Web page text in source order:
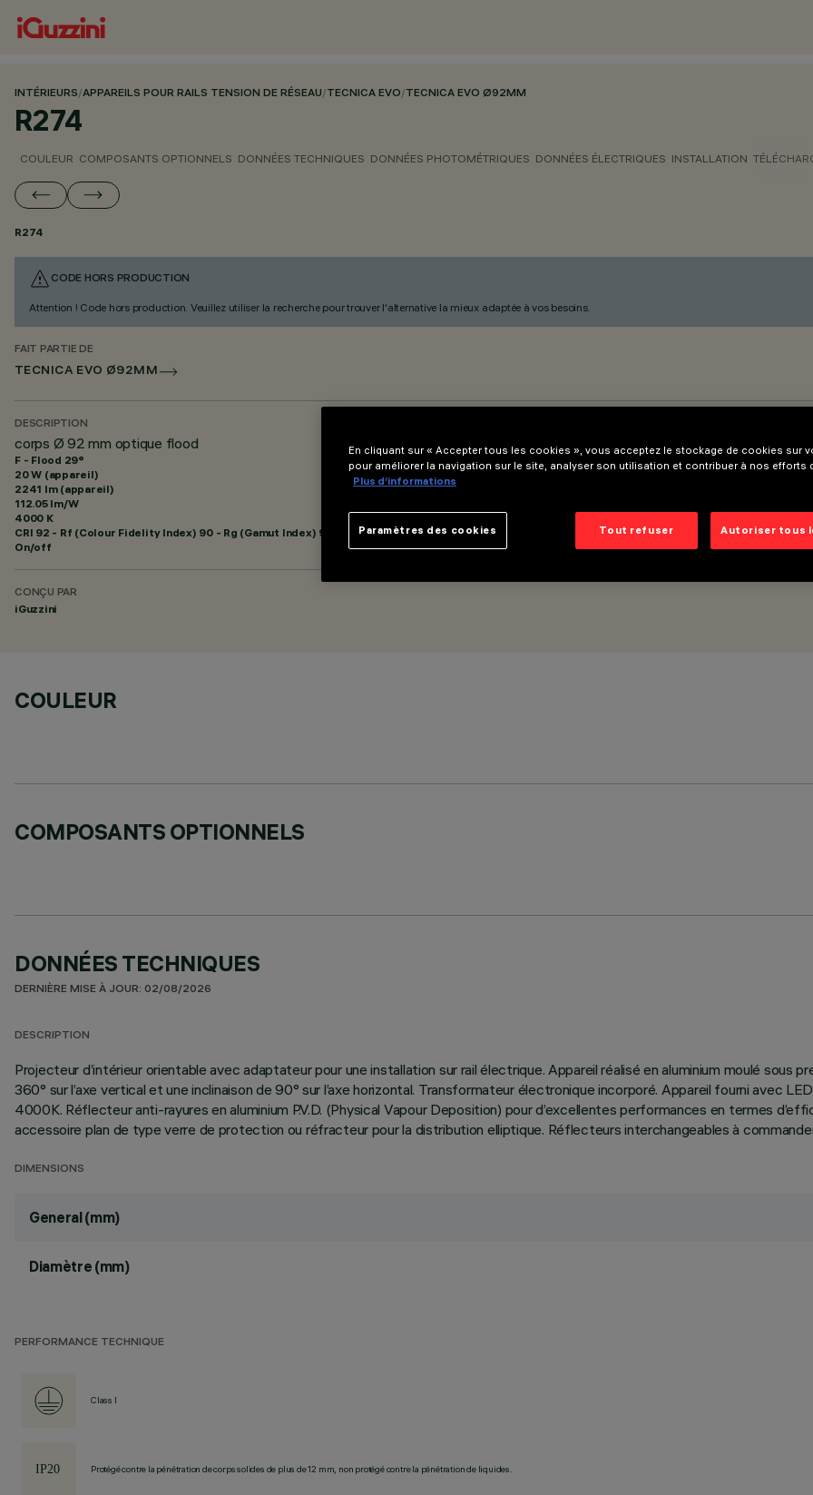
INTÉRIEURS/APPAREILS POUR RAILS TENSION DE RÉSEAU/TECNICA EVO/TECNICA EVO Ø92MM
R274
COULEUR COMPOSANTS OPTIONNELS DONNÉES TECHNIQUES DONNÉES PHOTOMÉTRIQUES DONNÉES ÉLECTRIQUES INSTALLATION
R274
CODE HORS PRODUCTION
Attention ! Code hors production. Veuillez utiliser la recherche pour trouver l'alternative la mieux adaptée à vos besoins.
FAIT PARTIE DE
TECNICA EVO Ø92MM
DESCRIPTION
corps Ø 92 mm optique flood
F - Flood 29°
20 W (appareil)
2241 lm (appareil)
112.05 lm/W
4000 K
CRI 92 - Rf (Colour Fidelity Index) 90 - Rg (Gamut Index) 98
On/off
CONÇU PAR
iGuzzini
COULEUR
COMPOSANTS OPTIONNELS
DONNÉES TECHNIQUES
DERNIÈRE MISE À JOUR: 02/08/2026
DESCRIPTION
Projecteur d’intérieur orientable avec adaptateur pour une installation sur rail électrique. Appareil réalisé en aluminium moulé
360° sur l’axe vertical et une inclinaison de 90° sur l’axe horizontal. Transformateur électronique incorporé. Appareil fourni avec
4000K. Réflecteur anti-rayures en aluminium P.V.D. (Physical Vapour Deposition) pour d’excellentes performances en termes
accessoire plan de type verre de protection ou réfracteur pour la distribution elliptique. Réflecteurs interchangeables à
DIMENSIONS
General (mm)
Diamètre (mm)
PERFORMANCE TECHNIQUE
Class I
Protégé contre la pénétration de corps solides de plus de 12 mm, non protégé contre la pénétration de liquides.
En cliquant sur « Accepter tous les cookies », vous acceptez le stockage de cookies sur
pour améliorer la navigation sur le site, analyser son utilisation et contribuer à nos efforts
Plus d’informations
Tout refuser Autoriser tous
Paramètres des cookies